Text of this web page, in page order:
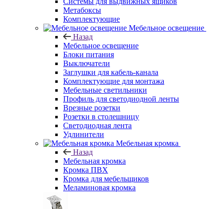
Метабоксы
Комплектующие
Мебельное освещение
Назад
Мебельное освещение
Блоки питания
Выключатели
Заглушки для кабель-канала
Комплектующие для монтажа
Мебельные светильники
Профиль для светодиодной ленты
Врезные розетки
Розетки в столешницу
Светодиодная лента
Удлинители
Мебельная кромка
Назад
Мебельная кромка
Кромка ПВХ
Кромка для мебельщиков
Меламиновая кромка